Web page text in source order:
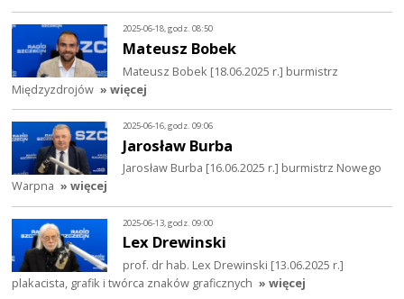
2025-06-18, godz. 08:50
Mateusz Bobek
Mateusz Bobek [18.06.2025 r.] burmistrz
Międzyzdrojów » więcej
2025-06-16, godz. 09:06
Jarosław Burba
Jarosław Burba [16.06.2025 r.] burmistrz Nowego
Warpna » więcej
2025-06-13, godz. 09:00
Lex Drewinski
prof. dr hab. Lex Drewinski [13.06.2025 r.]
plakacista, grafik i twórca znaków graficznych » więcej